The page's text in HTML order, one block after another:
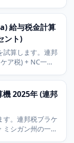
口座) の控除、
ます。
給与税金計算
ント)
試算します。連邦
ア税) + NC一律
セントへ下がる
2025年 (連邦
す。連邦税ブラケ
ミシガン州の一律